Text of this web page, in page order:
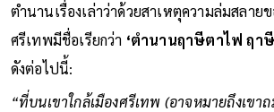
ตำนานเรื่องเล่าว่าด้วยสาเหตุความล่มสลาย
ศรีเทพมีชื่อเรียกว่า ‘ตำนานฤาษีตาไฟ ฤา
ดังต่อไปนี้:
“ที่บนเขาใกล้เมืองศรีเทพ (อาจหมายถึงเขา